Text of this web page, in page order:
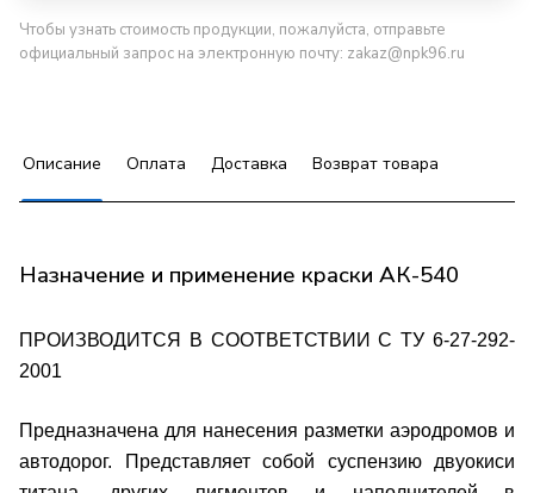
Чтобы узнать стоимость продукции, пожалуйста, отправьте
официальный запрос на электронную почту: zakaz@npk96.ru
Описание Оплата Доставка Возврат товара
Назначение и применение краски АК-540
ПРОИЗВОДИТСЯ В СООТВЕТСТВИИ СТУ 6-27-292-
2001
Предназначена для нанесения разметки аэродромов и
автодорог. Представляет собой суспензию двуокиси